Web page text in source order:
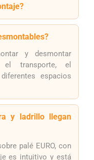
y desmontar
transporte, el
espacios
y ladrillo llegan
palé EURO, con
es intuitivo y está